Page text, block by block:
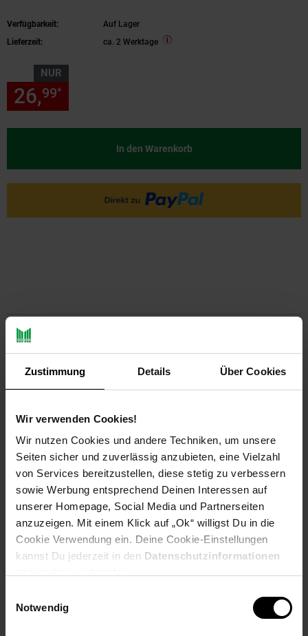
Zustimmung Details Über Cookies
Wir verwenden Cookies!
Wir nutzen Cookies und andere Techniken, um unsere
Seiten sicher und zuverlässig anzubieten, eine Vielzahl
von Services bereitzustellen, diese stetig zu verbessern
sowie Werbung entsprechend Deinen Interessen auf
unserer Homepage, Social Media und Partnerseiten
anzuzeigen. Mit einem Klick auf „Ok“ willigst Du in die
Cookie Verwendung ein. Deine Cookie-Einstellungen
kannst Du jederzeit in den Datenschutzinformationen
Notwendig
Verfügbarkeit:
Auf Lager
Lieferzeit:
ca. 2 Werktage
NUR
26,99*
In den Warenkorb
PAYBACK
Payback Punkte
Produktbeschreibung
Das Barbie „You can be anything“ Kunsttherapeutin Spielset
inspiriert Kinder dazu, die Welt der kreativen Berufe zu
entdecken und Empathie spielerisch zu erleben.
In der Rolle der Kunsttherapeutin zeigt Barbie, wie Kreativität,
Zuhören und Einfühlungsvermögen Menschen helfen können.